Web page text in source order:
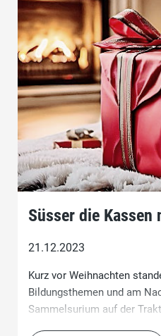
Süsser die Kassen
21.12.2023
Kurz vor Weihnachten
Bildungsthemen und am
Sammelsurium auf der